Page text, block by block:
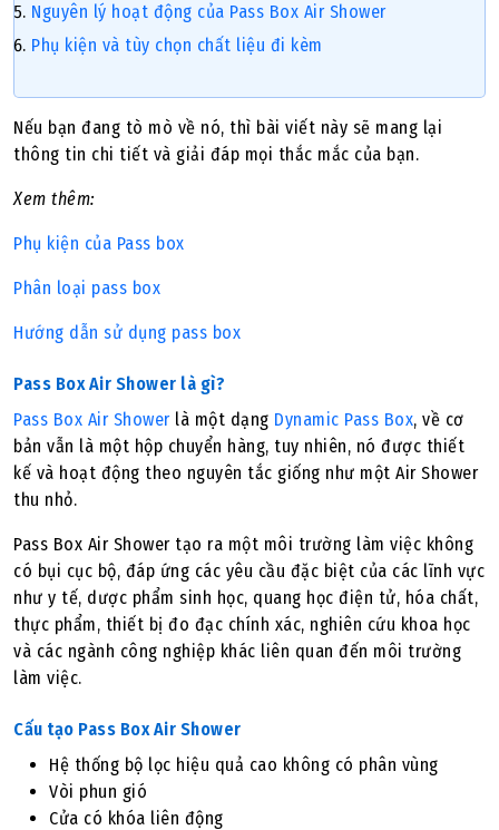
Nguyên lý hoạt động của Pass Box Air Shower
Phụ kiện và tùy chọn chất liệu đi kèm
Nếu bạn đang tò mò về nó, thì bài viết này sẽ mang lại
thông tin chi tiết và giải đáp mọi thắc mắc của bạn.
Xem thêm:
Phụ kiện của Pass box
Phân loại pass box
Hướng dẫn sử dụng pass box
Pass Box Air Shower là gì?
Pass Box Air Showerlà một dạng Dynamic Pass Box, về cơ
bản vẫn là một hộp chuyển hàng, tuy nhiên, nó được thiết
kế và hoạt động theo nguyên tắc giống như một Air Shower
thu nhỏ.
Pass Box Air Shower tạo ra một môi trường làm việc không
có bụi cục bộ, đáp ứng các yêu cầu đặc biệt của các lĩnh vực
như y tế, dược phẩm sinh học, quang học điện tử, hóa chất,
thực phẩm, thiết bị đo đạc chính xác, nghiên cứu khoa học
và các ngành công nghiệp khác liên quan đến môi trường
làm việc.
Cấu tạo Pass Box Air Shower
Hệ thống bộ lọc hiệu quả cao không có phân vùng
Vòi phun gió
Cửa có khóa liên động